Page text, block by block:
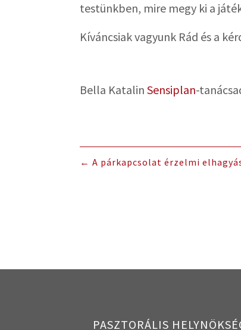
testünkben, mire megy ki a
Kíváncsiak vagyunk Rád és a
Bella KatalinSensiplan-
←A párkapcsolat érzelmi
PASZTORÁLIS